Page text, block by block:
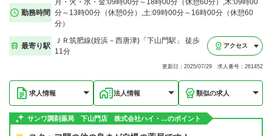
勤務時間
月・火・水・金:09時00分～18時00分（休憩60分）,木:09時00
分～13時00分（休憩0分）,土:09時00分～16時00分（休憩60
分）
最寄り駅
ＪＲ筑肥線(姪浜－西唐津)「下山門駅」 徒歩
11分
アクセス
更新日：2025/07/29 求人番号：261452
求人情報 法人情報 類似の求人
サンワ調剤薬局 下山門店 株式会社ハイ・…のポイント